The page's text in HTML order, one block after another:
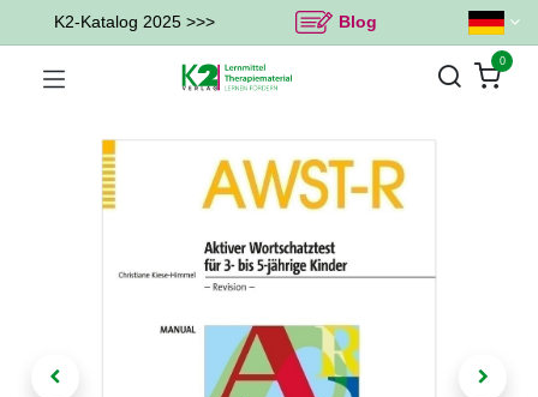
K2-Katalog 2025 >>> Blog
0